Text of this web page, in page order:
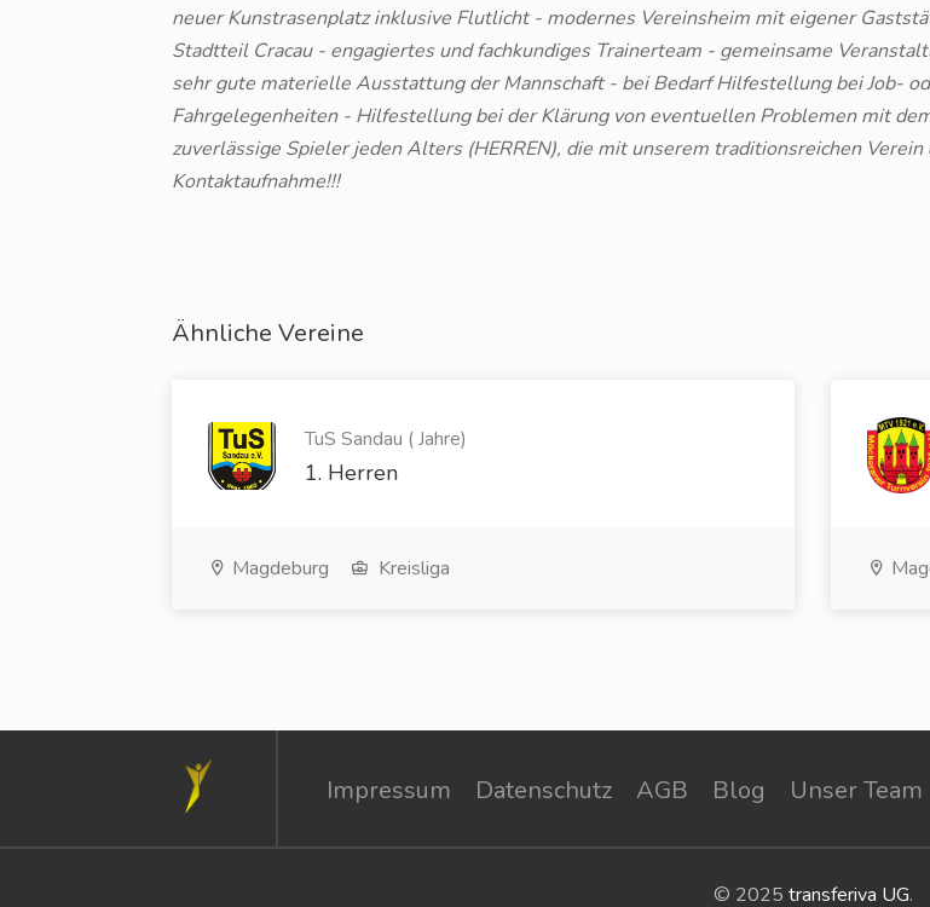
neuer Kunstrasenplatz inklusive Flutlicht - modernes Vereinsheim mit eigener
Stadtteil Cracau - engagiertes und fachkundiges Trainerteam - gemeinsame
sehr gute materielle Ausstattung der Mannschaft - bei Bedarf Hilfestellung bei Job-
Fahrgelegenheiten - Hilfestellung bei der Klärung von eventuellen Problemen mit
zuverlässige Spieler jeden Alters (HERREN), die mit unserem traditionsreichen
Kontaktaufnahme!!!
Ähnliche Vereine
TuS Sandau ( Jahre)
1. Herren
Magdeburg Kreisliga
Impressum Datenschutz AGB Blog Unser Team
© 2025 transferiva UG.